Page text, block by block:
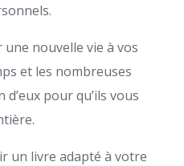
nouvelle vie à vos
et les nombreuses
pour qu’ils vous
un livre adapté à votre